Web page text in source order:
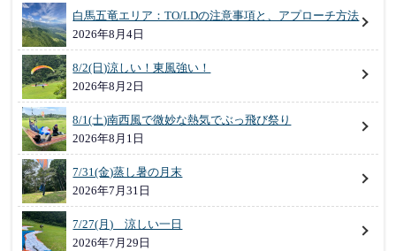
白馬五竜エリア：TO/LDの注意事項と、アプローチ方法
2026年8月4日
8/2(日)涼しい！東風強い！
2026年8月2日
8/1(土)南西風で微妙な熱気でぶっ飛び祭り
2026年8月1日
7/31(金)蒸し暑の月末
2026年7月31日
7/27(月) 涼しい一日
2026年7月29日